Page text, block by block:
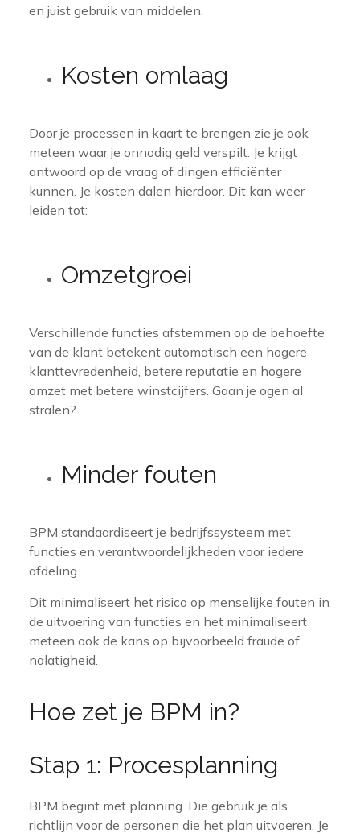
en juist gebruik van middelen.
Kosten omlaag
Door je processen in kaart te brengen zie je ook
meteen waar je onnodig geld verspilt. Je krijgt
antwoord op de vraag of dingen efficiënter
kunnen. Je kosten dalen hierdoor. Dit kan weer
leiden tot:
Omzetgroei
Verschillende functies afstemmen op de behoefte
van de klant betekent automatisch een hogere
klanttevredenheid, betere reputatie en hogere
omzet met betere winstcijfers. Gaan je ogen al
stralen?
Minder fouten
BPM standaardiseert je bedrijfssysteem met
functies en verantwoordelijkheden voor iedere
afdeling.
Dit minimaliseert het risico op menselijke fouten in
de uitvoering van functies en het minimaliseert
meteen ook de kans op bijvoorbeeld fraude of
nalatigheid.
Hoe zet je BPM in?
Stap 1: Procesplanning
BPM begint met planning. Die gebruik je als
richtlijn voor de personen die het plan uitvoeren. Je